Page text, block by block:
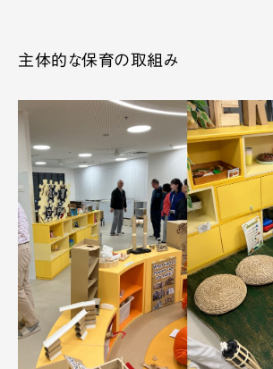
主体的な保育の取組み